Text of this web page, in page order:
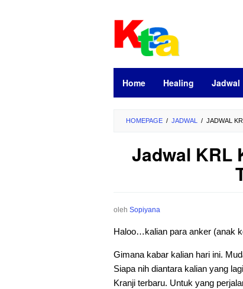
Home Healing Jadwal
HOMEPAGE / JADWAL / JADWAL
Jadwal KRL
oleh Sopiyana
Haloo…kalian para anker (anak
Gimana kabar kalian hari ini.
Siapa nih diantara kalian yang
Kranji terbaru. Untuk yang